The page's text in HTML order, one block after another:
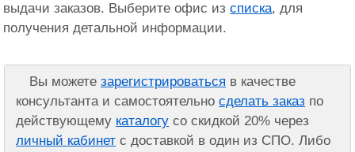
выдачи заказов. Выберите офис изсписка, для
получения детальной информации.
Вы можетезарегистрироваться в качестве
консультанта и самостоятельносделать заказ по
действующему каталогу со скидкой 20% через
личный кабинет с доставкой в один из СПО. Либо